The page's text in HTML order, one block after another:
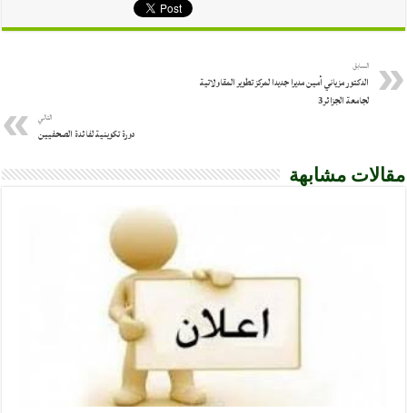
السابق
الدكتور مزياني أمين مديرا جديدا لمركز تطوير المقاولاتية
لجامعة الجزائر3
التالي
دورة تكوينية لفائدة الصحفيين
مقالات مشابهة